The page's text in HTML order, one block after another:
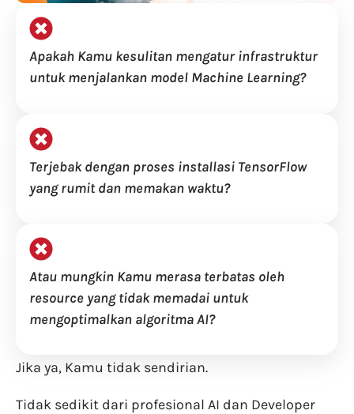
Apakah Kamu kesulitan mengatur infrastruktur
untuk menjalankan model Machine Learning?
Terjebak dengan proses installasi TensorFlow
yang rumit dan memakan waktu?
Atau mungkin Kamu merasa terbatas oleh
resource yang tidak memadai untuk
mengoptimalkan algoritma AI?
Jika ya, Kamu tidak sendirian.
Tidak sedikit dari profesional AI dan Developer